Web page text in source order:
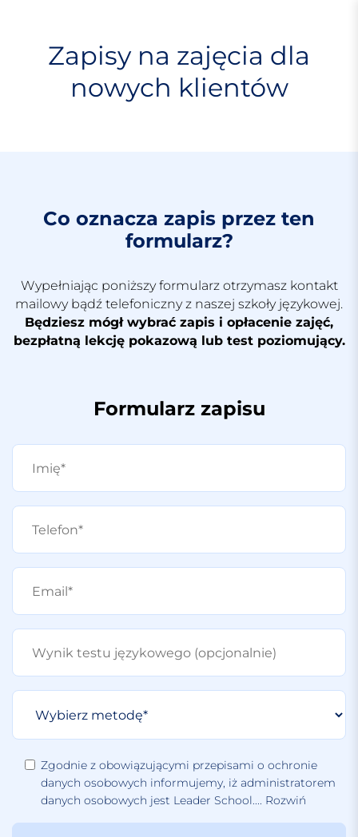
Zapisy na zajęcia dla
nowych klientów
Co oznacza zapis przez ten
formularz?
Wypełniając poniższy formularz otrzymasz kontakt
mailowy bądź telefoniczny z naszej szkoły językowej.
Będziesz mógł wybrać zapis i opłacenie zajęć,
bezpłatną lekcję pokazową lub test poziomujący.
Formularz zapisu
Zgodnie z obowiązującymi przepisami o ochronie
danych osobowych informujemy, iż administratorem
danych osobowych jest Leader School.... Rozwiń